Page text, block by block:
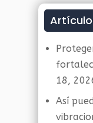
18,
Así